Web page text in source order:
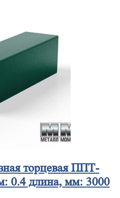
торцевая ППТ-
0.4 длина, мм: 3000